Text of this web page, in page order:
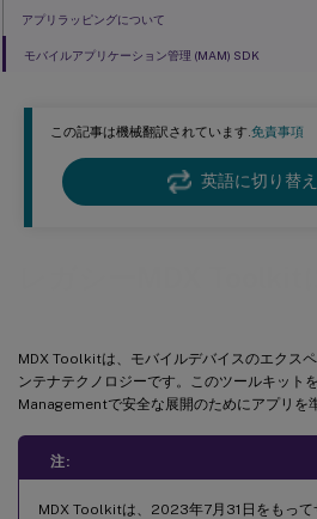
この記事は機械翻訳されています.免責事項
英語に切り替え
MDX Toolkitは、モバイルデバイスのエクス
ンテナテクノロジーです。このツールキッ
Managementで安全な展開のためにアプリを
注:
MDX Toolkitは、2023年7月31日をもっ
アプリラッピングについて
モバイルアプリケーション管理 (MAM) SDK